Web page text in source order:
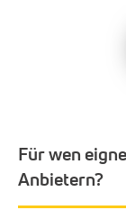
Für wen
Anbietern?